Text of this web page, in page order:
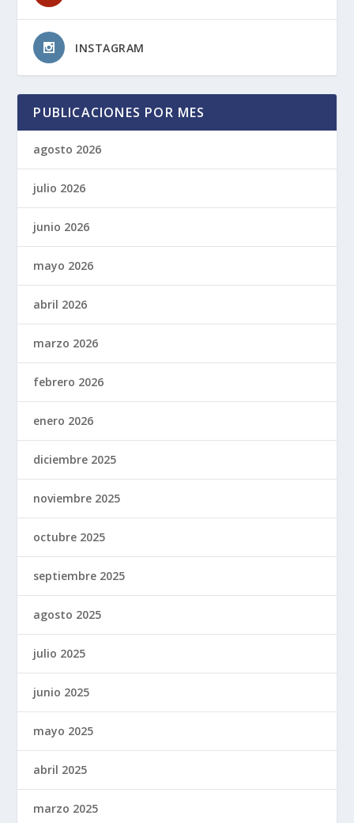
INSTAGRAM
PUBLICACIONES POR MES
agosto 2026
julio 2026
junio 2026
mayo 2026
abril 2026
marzo 2026
febrero 2026
enero 2026
diciembre 2025
noviembre 2025
octubre 2025
septiembre 2025
agosto 2025
julio 2025
junio 2025
mayo 2025
abril 2025
marzo 2025